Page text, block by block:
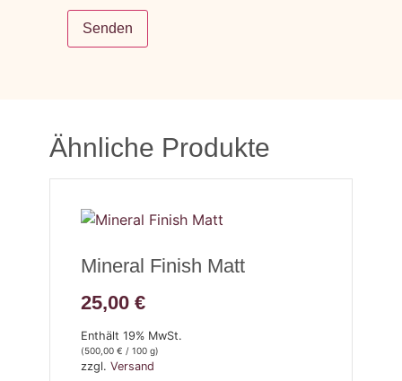
Ähnliche Produkte
Mineral Finish Matt
25,00 €
Enthält 19% MwSt.
(500,00 € / 100 g)
zzgl. Versand